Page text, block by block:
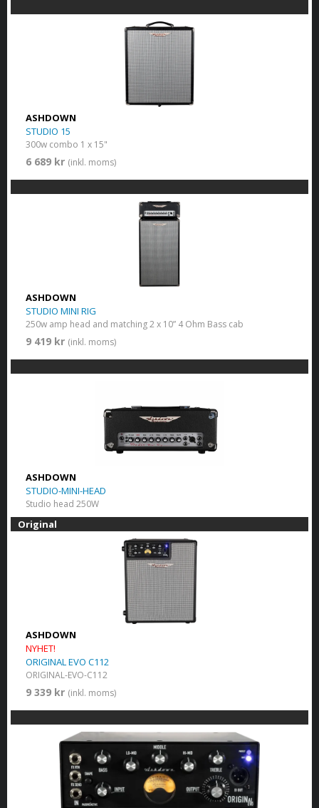
ASHDOWN
STUDIO 15
300w combo 1 x 15"
6 689 kr (inkl. moms)
ASHDOWN
STUDIO MINI RIG
250w amp head and matching 2 x 10” 4 Ohm Bass cab
9 419 kr (inkl. moms)
ASHDOWN
STUDIO-MINI-HEAD
Studio head 250W
Original
ASHDOWN
NYHET!
ORIGINAL EVO C112
ORIGINAL-EVO-C112
9 339 kr (inkl. moms)